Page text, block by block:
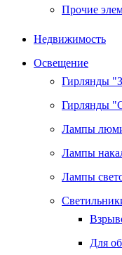
Прочие
Недвижимость
Освещение
Гирлянды
Гирлянды
Лампы
Лампы
Лампы
Для